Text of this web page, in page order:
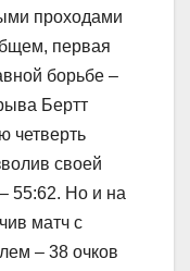
проходами
первая
борьбе –
Бертт
четверть
своей
55:62. Но и на
матч с
– 38 очков